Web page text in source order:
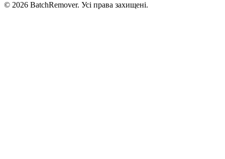
© 2026 BatchRemover. Усі права захищені.